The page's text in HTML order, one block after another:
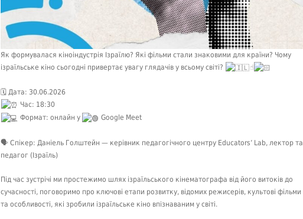
Як формувалася кіноіндустрія Ізраїлю? Які фільми стали знаковими для країни? Чому
ізраїльське кіно сьогодні привертає увагу глядачів у всьому світі?
☝
🗓 Дата: 30.06.2026
Час: 18:30
Формат: онлайн у
Google Meet
🗣 Спікер: Даніель Голштейн — керівник педагогічного центру Educators’ Lab, лектор та
педагог (Ізраїль)
Під час зустрічі ми простежимо шлях ізраїльського кінематографа від його витоків до
сучасності, поговоримо про ключові етапи розвитку, відомих режисерів, культові фільми
та особливості, які зробили ізраїльське кіно впізнаваним у світі.